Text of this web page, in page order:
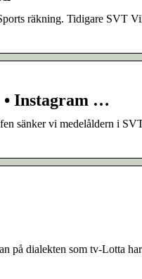
räkning. Tidigare SVT
Instagram …
sänker vi medelåldern i
på dialekten som tv-Lotta har